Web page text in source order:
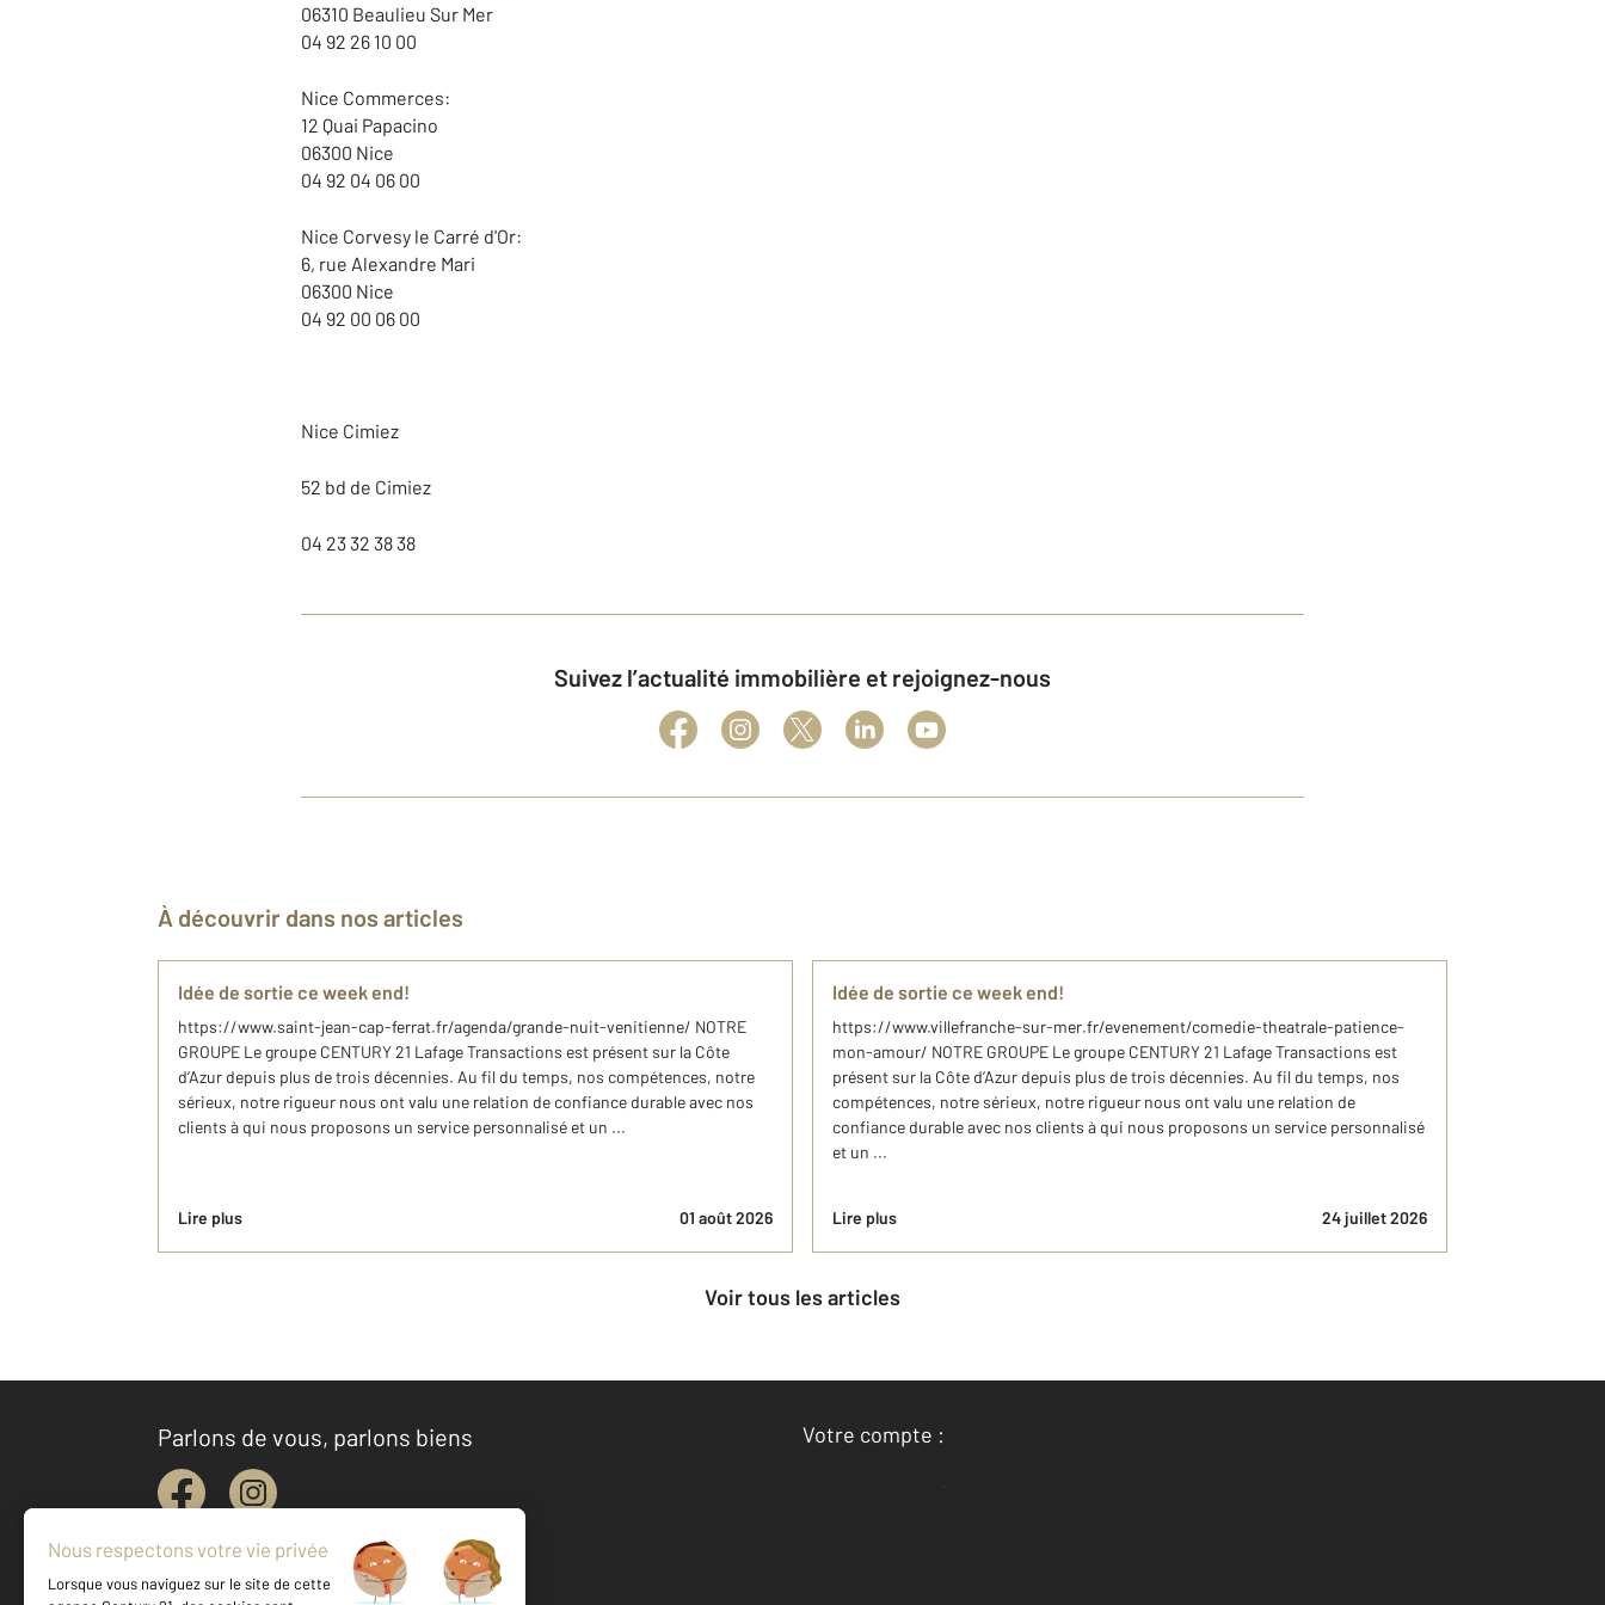
06310 Beaulieu Sur Mer
04 92 26 10 00
Nice Commerces:
12 Quai Papacino
06300 Nice
04 92 04 06 00
Nice Corvesy le Carré d'Or:
6, rue Alexandre Mari
06300 Nice
04 92 00 06 00
Nice Cimiez
52 bd de Cimiez
04 23 32 38 38
Suivez l’actualité immobilière et rejoignez-nous
À découvrir dans nos articles
Idée de sortie ce week end!
https://www.saint-jean-cap-ferrat.fr/agenda/grande-nuit-venitienne/ NOTRE
GROUPE Le groupe CENTURY 21 Lafage Transactions est présent sur la Côte
d’Azur depuis plus de trois décennies. Au fil du temps, nos compétences, notre
sérieux, notre rigueur nous ont valu une relation de confiance durable avec nos
clients à qui nous proposons un service personnalisé et un ...
Lire plus 01 août 2026
Idée de sortie ce week end!
https://www.villefranche-sur-mer.fr/evenement/comedie-theatrale-patience-
mon-amour/ NOTRE GROUPE Le groupe CENTURY 21 Lafage Transactions est
présent sur la Côte d’Azur depuis plus de trois décennies. Au fil du temps, nos
compétences, notre sérieux, notre rigueur nous ont valu une relation de
confiance durable avec nos clients à qui nous proposons un service personnalisé
et un ...
Lire plus 24 juillet 2026
Voir tous les articles
Parlons de vous, parlons biens
Votre compte :
Accéder à mon compte